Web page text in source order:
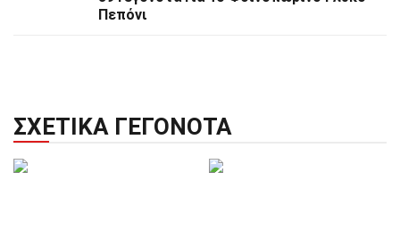
Πεπόνι
ΣΧΕΤΙΚΆ ΓΕΓΟΝΌΤΑ